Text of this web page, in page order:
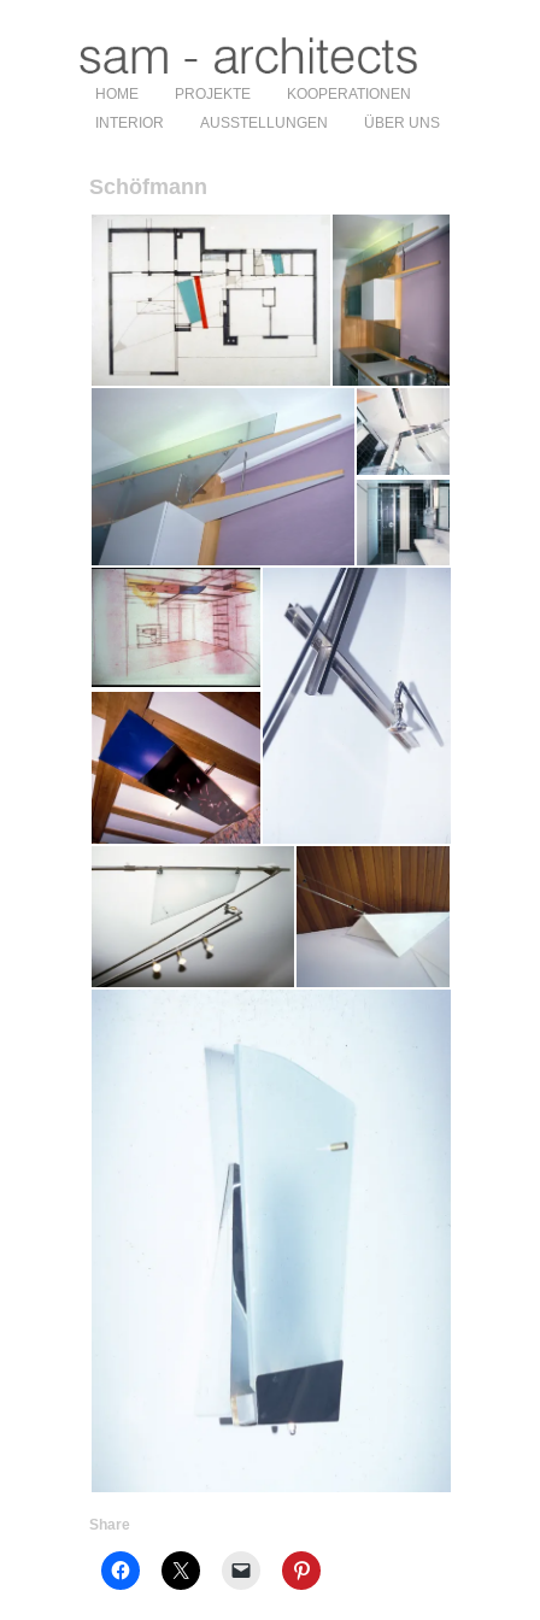
HOME PROJEKTE
KOOPERATIONEN
INTERIOR
AUSSTELLUNGEN ÜBER UNS
Schöfmann
Share